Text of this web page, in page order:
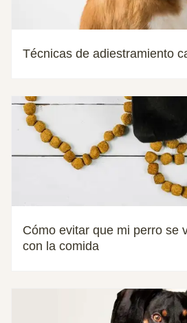
Técnicas de adiestramiento
Cómo evitar que mi perro se
con la comida